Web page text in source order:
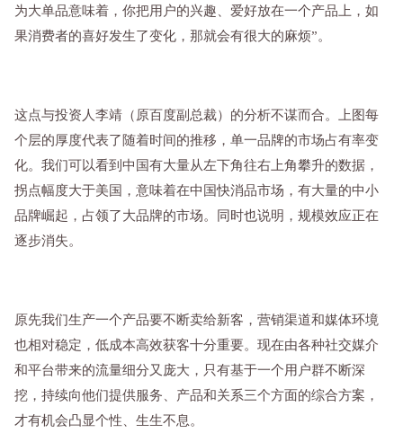
为大单品意味着，你把用户的兴趣、爱好放在一个产品上，如
果消费者的喜好发生了变化，那就会有很大的麻烦”。
这点与投资人李靖（原百度副总裁）的分析不谋而合。上图每
个层的厚度代表了随着时间的推移，单一品牌的市场占有率变
化。我们可以看到中国有大量从左下角往右上角攀升的数据，
拐点幅度大于美国，意味着在中国快消品市场，有大量的中小
品牌崛起，占领了大品牌的市场。同时也说明，规模效应正在
逐步消失。
原先我们生产一个产品要不断卖给新客，营销渠道和媒体环境
也相对稳定，低成本高效获客十分重要。现在由各种社交媒介
和平台带来的流量细分又庞大，只有基于一个用户群不断深
挖，持续向他们提供服务、产品和关系三个方面的综合方案，
才有机会凸显个性、生生不息。